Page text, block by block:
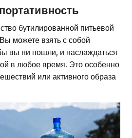
бутилированной питьевой
можете взять с собой
вы ни пошли, и наслаждаться
в любое время. Это особенно
или активного образа